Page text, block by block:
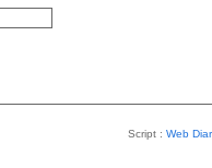
Script : Web